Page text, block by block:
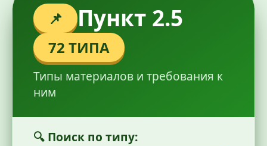
📌 Пункт 2.5
72 ТИПА
Типы материалов и требования к
ним
🔍 Поиск по типу: